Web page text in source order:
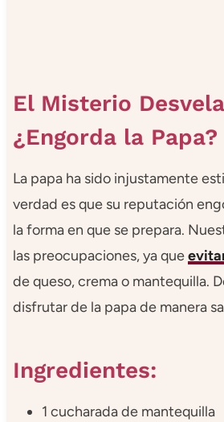
El Misterio
¿Engorda la Papa?
La papa ha sido injustamente
verdad es que su reputación
la forma en que se prepara.
las preocupaciones, ya que
de queso, crema o mantequilla.
disfrutar de la papa de manera
Ingredientes:
1 cucharada de mantequilla